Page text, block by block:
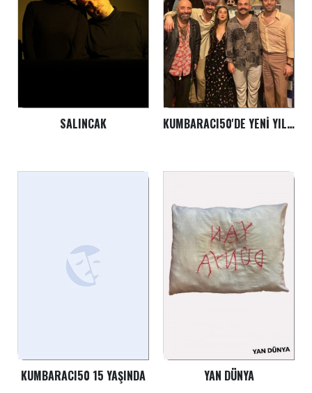
SALINCAK KUMBARACI50'DE YENI YIL KUTLAMASI
KUMBARACI50 15 YAŞINDA YAN DÜNYA